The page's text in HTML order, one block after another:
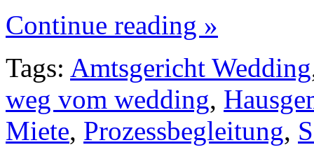
Continue reading »
Tags: Amtsgericht Wedding
weg vom wedding,
Miete, Prozessbegleitung,